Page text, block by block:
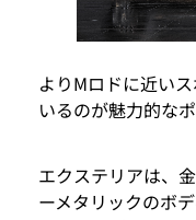
よりMロドに近い
いるのが魅力的な
エクステリアは、
ーメタリックのボ